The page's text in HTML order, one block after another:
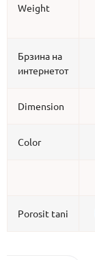
Weight
Брзина на
интернетот
Dimension
Color
Porosit tani